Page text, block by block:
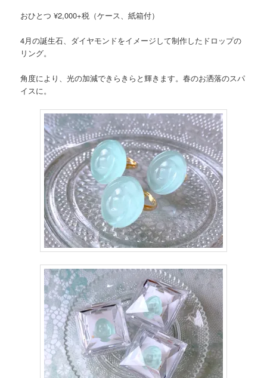
おひとつ ¥2,000+税（ケース、紙箱付）
4月の誕生石、ダイヤモンドをイメージして制作したドロップの
リング。
角度により、光の加減できらきらと輝きます。春のお洒落のスパ
イスに。